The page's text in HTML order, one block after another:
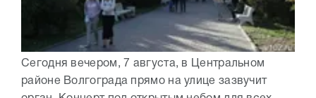
Сегодня вечером, 7 августа, в Центральном
районе Волгограда прямо на улице зазвучит